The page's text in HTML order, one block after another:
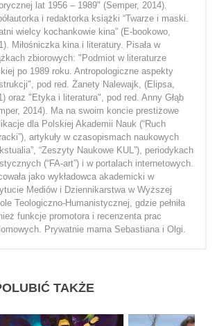
lat 1956 – 1989" (Semper, 2014).
i redaktorka książki “Twarze i maski.
wielcy kochankowie kina” (E-bookowo,
Miłośniczka kina i literatury. Pisała w
zbiorowych: "Podmiot w literaturze
po 1989 roku. Antropologiczne aspekty
pod red. Żanety Nalewajk, (Elipsa,
oraz "Etyka i literatura", pod red. Anny Głąb
2014). Ma na swoim koncie prestiżowe
dla Polskiej Akademii Nauk (“Ruch
artykuły w czasopismach naukowych
“Zeszyty Naukowe KUL”), periodykach
(“FA-art”) i w portalach internetowych.
jako wykładowca akademicki w
Mediów i Dziennikarstwa w Wyższej
Teologiczno-Humanistycznej, gdzie pełniła
funkcje promotora i recenzenta prac
Prywatnie mama Sebastiana i Olgi.
TAKŻE